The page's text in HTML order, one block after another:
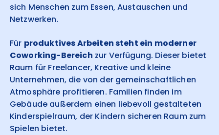
sich Menschen zum Essen, Austauschen und
Netzwerken.
Für produktives Arbeiten steht ein moderner
Coworking-Bereich zur Verfügung. Dieser bietet
Raum für Freelancer, Kreative und kleine
Unternehmen, die von der gemeinschaftlichen
Atmosphäre profitieren. Familien finden im
Gebäude außerdem einen liebevoll gestalteten
Kinderspielraum, der Kindern sicheren Raum zum
Spielen bietet.